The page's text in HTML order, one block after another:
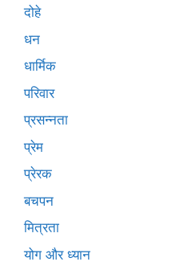
दोहे
धन
धार्मिक
परिवार
प्रसन्नता
प्रेम
प्रेरक
बचपन
मित्रता
योग और ध्यान